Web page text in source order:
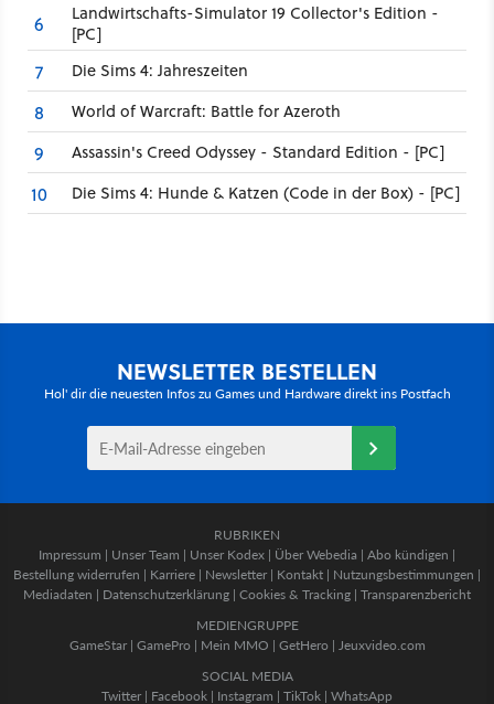
6
Landwirtschafts-Simulator 19 Collector's Edition -
[PC]
7 Die Sims 4: Jahreszeiten
8 World of Warcraft: Battle for Azeroth
9 Assassin's Creed Odyssey - Standard Edition - [PC]
10 Die Sims 4: Hunde & Katzen (Code in der Box) - [PC]
NEWSLETTER BESTELLEN
Hol' dir die neuesten Infos zu Games und Hardware direkt ins Postfach
RUBRIKEN
Impressum | Unser Team | Unser Kodex | Über Webedia | Abo kündigen |
Bestellung widerrufen | Karriere | Newsletter | Kontakt | Nutzungsbestimmungen |
Mediadaten | Datenschutzerklärung | Cookies & Tracking | Transparenzbericht
MEDIENGRUPPE
GameStar| GamePro | Mein MMO | GetHero | Jeuxvideo.com
SOCIAL MEDIA
Twitter | Facebook | Instagram | TikTok | WhatsApp